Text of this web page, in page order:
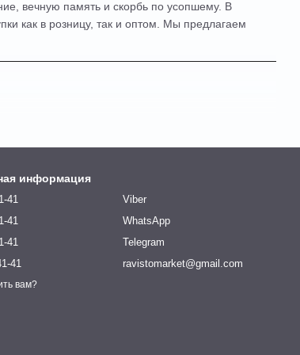
вечную память и скорбь по усопшему. В
как в розницу, так и оптом. Мы предлагаем
информация
41
41
41
41
вам?
Viber
WhatsApp
Telegram
ravistomarket@gmail.com